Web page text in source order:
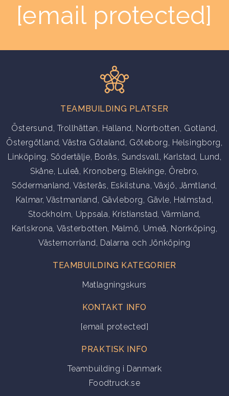
[email protected]
TEAMBUILDING PLATSER
Östersund, Trollhättan, Halland, Norrbotten, Gotland,
Östergötland,Västra Götaland, Göteborg, Helsingborg,
Linköping, Södertälje, Borås, Sundsvall, Karlstad, Lund,
Skåne, Luleå, Kronoberg, Blekinge, Örebro,
Södermanland,Västerås, Eskilstuna, Växjö, Jämtland,
Kalmar,Västmanland, Gävleborg, Gävle, Halmstad,
Stockholm, Uppsala, Kristianstad, Värmland,
Karlskrona, Västerbotten, Malmö, Umeå, Norrköping,
Västernorrland, Dalarna och Jönköping
TEAMBUILDING KATEGORIER
Matlagningskurs
KONTAKT INFO
[email protected]
PRAKTISK INFO
Teambuilding i Danmark
Foodtruck.se